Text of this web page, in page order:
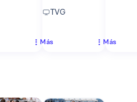
TVG
Más Más